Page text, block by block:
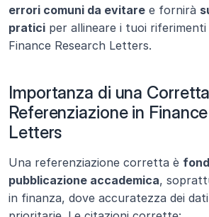
errori comuni da evitare e fornirà
pratici per allineare i tuoi riferimenti
Finance Research Letters.
Importanza di una Corretta
Referenziazione in
Letters
Una referenziazione corretta è
pubblicazione accademica,
in finanza, dove accuratezza dei